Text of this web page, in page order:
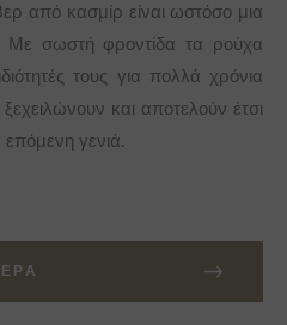
από κασμίρ είναι ωστόσο μια
Με σωστή φροντίδα τα ρούχα
τους για πολλά χρόνια
και αποτελούν έτσι
γενιά.